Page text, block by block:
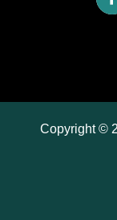
Copyright ©